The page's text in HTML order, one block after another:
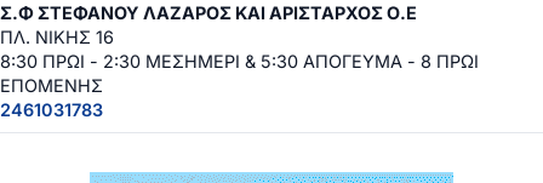
Σ.Φ ΣΤΕΦΑΝΟΥ ΛΑΖΑΡΟΣ ΚΑΙ ΑΡΙΣΤΑΡΧΟΣ Ο.Ε
ΠΛ. ΝΙΚΗΣ 16
8:30 ΠΡΩΙ - 2:30 ΜΕΣΗΜΕΡΙ & 5:30 ΑΠΟΓΕΥΜΑ - 8 ΠΡΩΙ
ΕΠΟΜΕΝΗΣ
2461031783